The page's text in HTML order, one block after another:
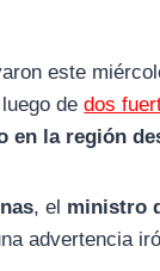
este
dedos
en la región
, el ministro
advertencia